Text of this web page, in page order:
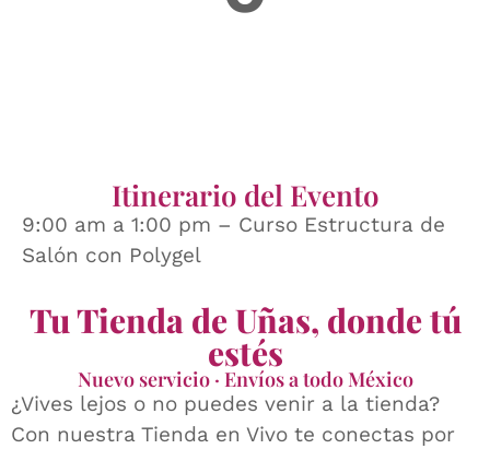
Itinerario del Evento
9:00 am a 1:00 pm – Curso Estructura de
Salón con Polygel
Tu Tienda de Uñas, donde tú
estés
Nuevo servicio · Envíos a todo México
¿Vives lejos o no puedes venir a la tienda?
Con nuestra Tienda en Vivo te conectas por